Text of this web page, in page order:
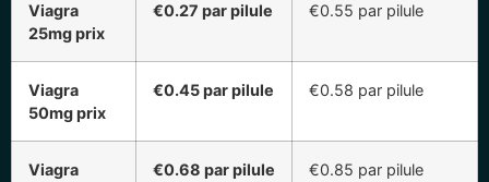
Viagra
25mg prix
€0.27 par pilule €0.55 par pilule
Viagra
50mg prix
€0.45 par pilule €0.58 par pilule
Viagra
€0.68 par pilule €0.85 par pilule